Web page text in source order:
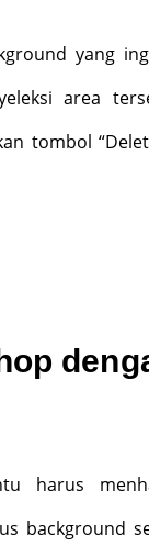
yang
area
tombol
harus
background